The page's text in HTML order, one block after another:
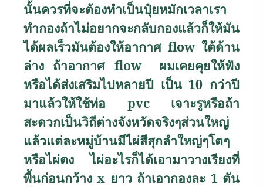
นั้นควรที่จะต้องทำเป็นปุ๋ยหมักเวลาเรา
ทำกองถ้าไม่อยากจะกลับกองแล้วก็ให้มัน
ได้ผลเร็วมันต้องให้อากาศ flow ใต้ด้าน
ล่าง ถ้าอากาศ flow
ผมเคยคุยให้ฟัง
หรือได้ส่งเสริมไปหลายปี เป็น 10 กว่าปี
มาแล้วให้ใช้ท่อ pvc เจาะรูหรือถ้า
สะดวกเป็นวิถีต่างจังหวัดจริงๆส่วนใหญ่
แล้วแต่ละหมู่บ้านมีไผ่สีสุกลำใหญ่ๆโตๆ
หรือไผ่ตง ไผ่อะไรก็ได้เอามาวางเรียงที่
พื้นก่อนกว้าง x ยาว ถ้าเอากองละ 1 ตัน